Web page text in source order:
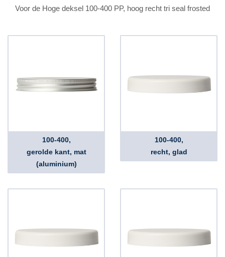
Voor de Hoge deksel 100-400 PP, hoog recht tri seal frosted
100-400,
gerolde kant, mat
(aluminium)
100-400,
recht, glad